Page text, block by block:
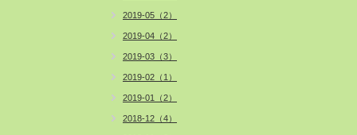
2019-05（2）
2019-04（2）
2019-03（3）
2019-02（1）
2019-01（2）
2018-12（4）